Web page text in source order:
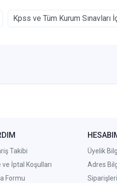
Kpss ve Tüm Kurum Sınavları
Takibi
ve İptal Koşulları
Formu
Üyelik
Adres